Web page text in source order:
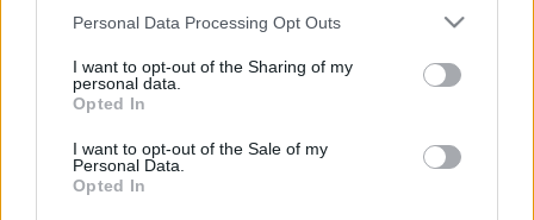
Please note that this website/app uses one or more Google
not limited to your visit or usage behaviour. You may click to
grant or deny consent to Google and its third-party tags to
use your data for below specified purposes in below Google
consent section.
Personal Data Processing Opt Outs
I want to opt-out of the Sharing of my
personal data.
Opted In
I want to opt-out of the Sale of my
Personal Data.
Opted In